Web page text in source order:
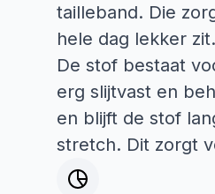
tailleband. Die
hele dag lekker zit.
De stof bestaat
erg slijtvast en
en blijft de stof
stretch. Dit zorgt